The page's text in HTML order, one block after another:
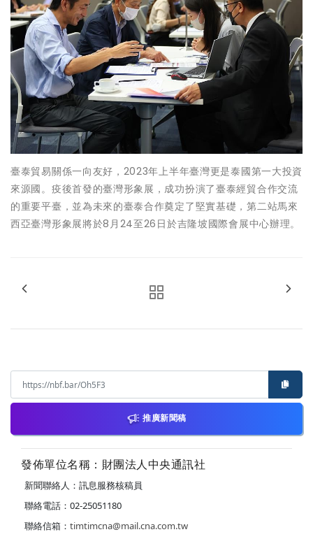
臺泰貿易關係一向友好，2023年上半年臺灣更是泰國第一大投資
來源國。疫後首發的臺灣形象展，成功扮演了臺泰經貿合作交流
的重要平臺，並為未來的臺泰合作奠定了堅實基礎，第二站馬來
西亞臺灣形象展將於8月24至26日於吉隆坡國際會展中心辦理。
推廣新聞稿
發佈單位名稱：財團法人中央通訊社
新聞聯絡人：訊息服務核稿員
聯絡電話：02-25051180
聯絡信箱： timtimcna@mail.cna.com.tw